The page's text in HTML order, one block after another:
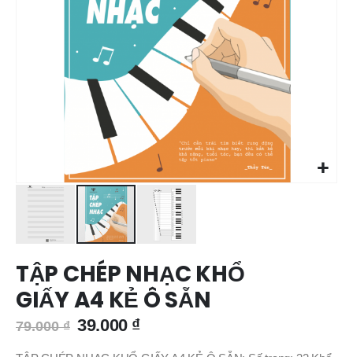
đến
phần
đầu
thư
viện
TẬP CHÉP NHẠC KHỔ
GIẤY A4 KẺ Ô SẴN
79.000 ₫ 39.000 ₫